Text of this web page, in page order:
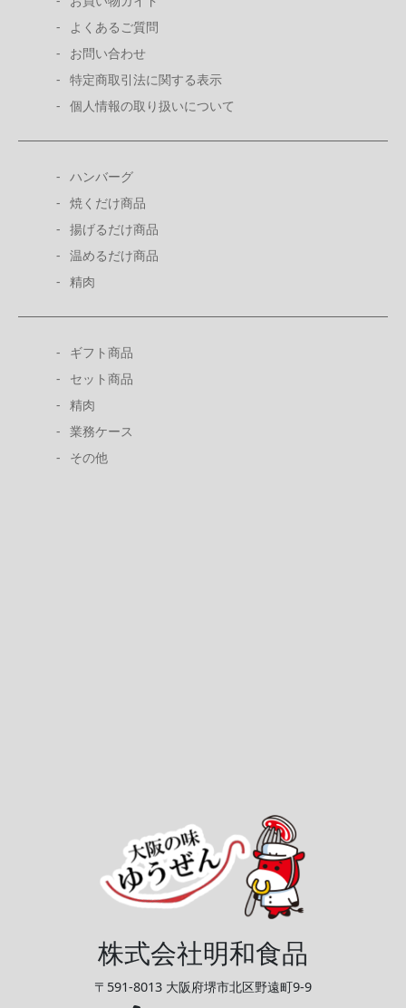
よくあるご質問
お問い合わせ
特定商取引法に関する表示
個人情報の取り扱いについて
ハンバーグ
焼くだけ商品
揚げるだけ商品
温めるだけ商品
精肉
ギフト商品
セット商品
精肉
業務ケース
その他
株式会社明和食品
〒591-8013 大阪府堺市北区野遠町9-9